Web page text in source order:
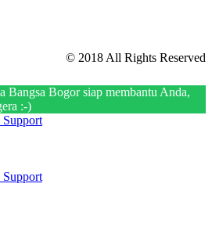
© 2018 All Rights Reserved
Bangsa Bogor siap membantu Anda,
:-)